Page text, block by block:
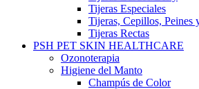
Tijeras Especiales
Tijeras, Cepillos, Peines
Tijeras Rectas
PSH PET SKIN HEALTHCARE
Ozonoterapia
Higiene del Manto
Champús de Color